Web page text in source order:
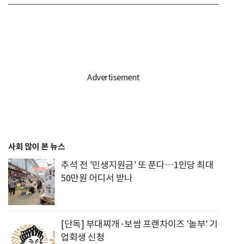
사회 많이 본 뉴스
추석 전 '민생지원금' 또 푼다…1인당 최대
50만원 어디서 받나
[단독] 부대찌개·보쌈 프랜차이즈 '놀부' 기
업회생 신청